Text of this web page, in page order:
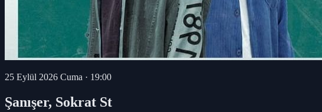
25 Eylül 2026 Cuma · 19:00
Şanışer, Sokrat St